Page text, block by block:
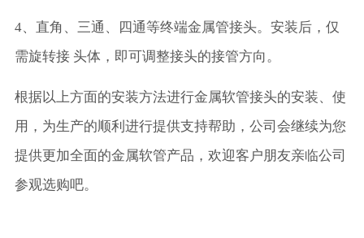
4、直角、三通、四通等终端金属管接头。安装后，仅
需旋转接 头体，即可调整接头的接管方向。
根据以上方面的安装方法进行金属软管接头的安装、使
用，为生产的顺利进行提供支持帮助，公司会继续为您
提供更加全面的金属软管产品，欢迎客户朋友亲临公司
参观选购吧。